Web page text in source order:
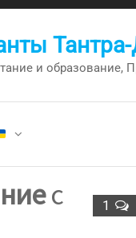
и образование,
1
с